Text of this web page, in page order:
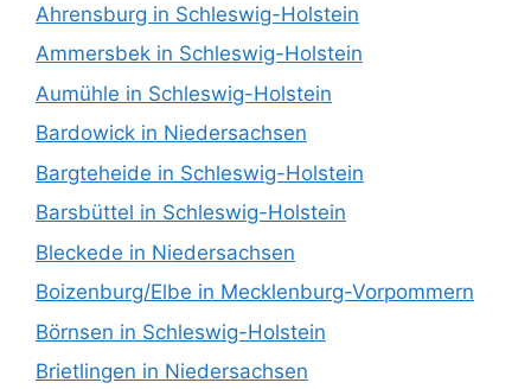
Ahrensburg in Schleswig-Holstein
Ammersbek in Schleswig-Holstein
Aumühle in Schleswig-Holstein
Bardowick in Niedersachsen
Bargteheide in Schleswig-Holstein
Barsbüttel in Schleswig-Holstein
Bleckede in Niedersachsen
Boizenburg/Elbe in Mecklenburg-Vorpommern
Börnsen in Schleswig-Holstein
Brietlingen in Niedersachsen